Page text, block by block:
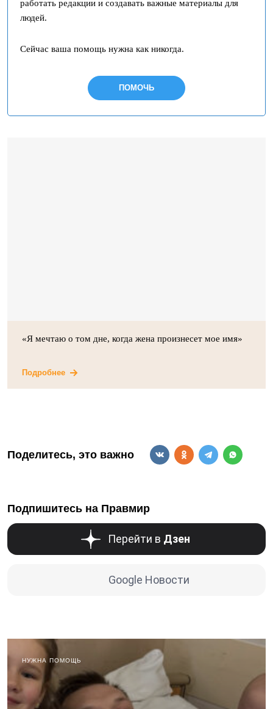
работать редакции и создавать важные материалы для
людей.
Сейчас ваша помощь нужна как никогда.
ПОМОЧЬ
«Я мечтаю о том дне, когда жена произнесет мое имя»
Подробнее
Поделитесь, это важно
Подпишитесь на Правмир
Перейти в Дзен
Google Новости
НУЖНА ПОМОЩЬ